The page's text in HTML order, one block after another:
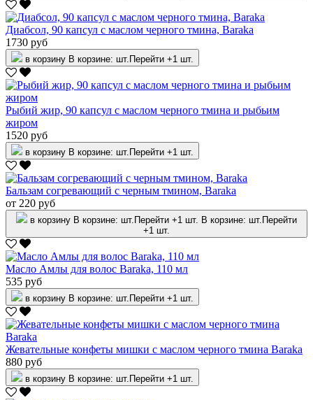
Диабсол, 90 капсул с маслом черного тмина, Barakа
1730 руб
в корзину В корзине: шт. Перейти +1 шт.
Рыбий жир, 90 капсул с маслом черного тмина и рыбьим
жиром
1520 руб
в корзину В корзине: шт. Перейти +1 шт.
Бальзам согревающий с черным тмином, Baraka
от 220 руб
в корзину В корзине: шт. Перейти +1 шт. В корзине: шт. Перейти
+1 шт.
Масло Амлы для волос Baraka, 110 мл
535 руб
в корзину В корзине: шт. Перейти +1 шт.
Жевательные конфеты мишки с маслом черного тмина Baraka
880 руб
в корзину В корзине: шт. Перейти +1 шт.